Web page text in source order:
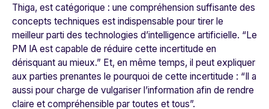
Thiga, est catégorique : une compréhension suffisante des
concepts techniques est indispensable pour tirer le
meilleur parti des technologies d’intelligence artificielle. “Le
PM IA est capable de réduire cette incertitude en
dérisquant au mieux.” Et, en même temps, il peut expliquer
aux parties prenantes le pourquoi de cette incertitude : “ Il a
aussi pour charge de vulgariser l’information afin de rendre
claire et compréhensible par toutes et tous”.